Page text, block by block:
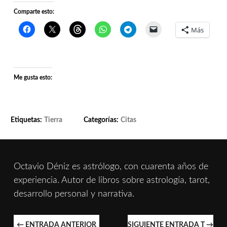
Comparte esto:
Más
Me gusta esto:
Etiquetas: Tierra Categorías: Citas
Octavio Déniz es astrólogo, con cuarenta años de
experiencia. Autor de libros sobre astrología, tarot,
desarrollo personal y narrativa.
← ENTRADA ANTERIOR SIGUIENTE ENTRADA T →